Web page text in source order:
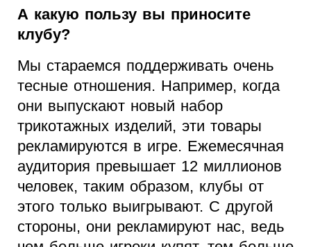
А какую пользу вы приносите
клубу?
Мы стараемся поддерживать очень
тесные отношения. Например, когда
они выпускают новый набор
трикотажных изделий, эти товары
рекламируются в игре. Ежемесячная
аудитория превышает 12 миллионов
человек, таким образом, клубы от
этого только выигрывают. С другой
стороны, они рекламируют нас, ведь